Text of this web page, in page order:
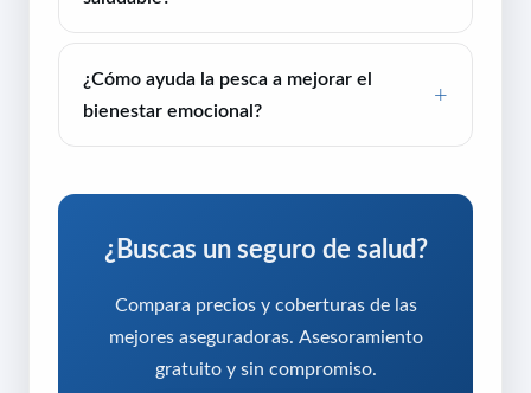
¿Cómo ayuda la pesca a mejorar el
bienestar emocional?
¿Buscas un seguro de salud?
Compara precios y coberturas de las
mejores aseguradoras. Asesoramiento
gratuito y sin compromiso.